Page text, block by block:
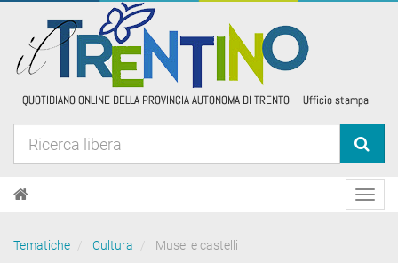
Tematiche Cultura Musei e castelli